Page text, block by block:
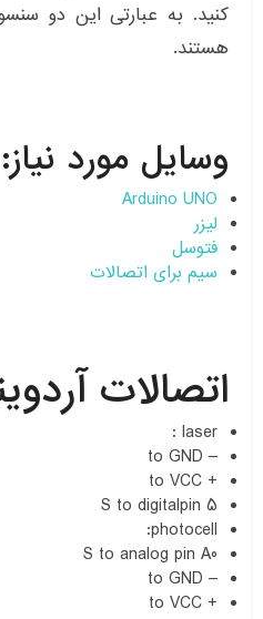
کنید. به عبارتی این دو
هستند.
وسایل مورد نیاز:
Arduino UNO
لیزر
فتوسل
سیم برای اتصالات
اتصالات
laser :
– to GND
+ to VCC
S to digitalpin 5
photocell:
S to analog pin A0
– to GND
+ to VCC